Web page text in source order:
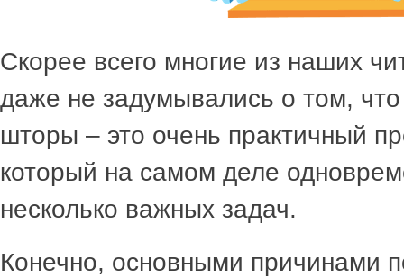
Скорее всего многие из наших
даже не задумывались о том,
шторы – это очень практичный
который на самом деле
несколько важных задач.
Конечно, основными причинами